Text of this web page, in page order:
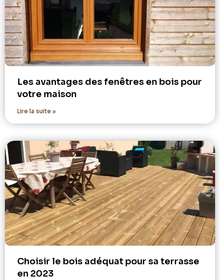
Les avantages des fenêtres en bois pour
votre maison
Lire la suite »
Choisir le bois adéquat pour sa terrasse
en 2023